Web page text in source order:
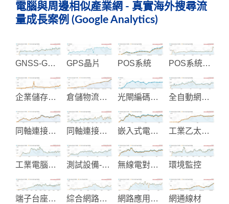
電腦與周邊相似產業網 - 真實海外搜尋流
量成長案例 (Google Analytics)
GNSS-GPS系統整合 GPS晶片 POS系統 POS系統主機設備製造
企業儲存解決方案 倉儲物流整合規劃與貨架立安裝 光閘編碼設備 全自動網版印刷機械
同軸連接器-射頻連接器 同軸連接器設計製造 嵌入式電腦和工業電腦 工業乙太網路和物聯網通信
工業電腦機殼-面板-散熱片 測試設備-光能模組-光纖組件 無線電對講機 環境監控
端子台座製造 綜合網路佈線產品 網路應用產品及配件 網通線材